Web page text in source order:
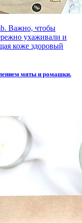
Важно, чтобы
ухаживали и
коже здоровый
мяты и ромашки.